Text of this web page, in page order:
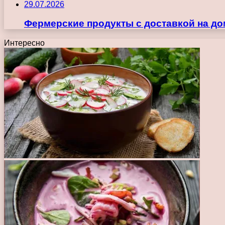
29.07.2026
Фермерские продукты с доставкой на
Интересно